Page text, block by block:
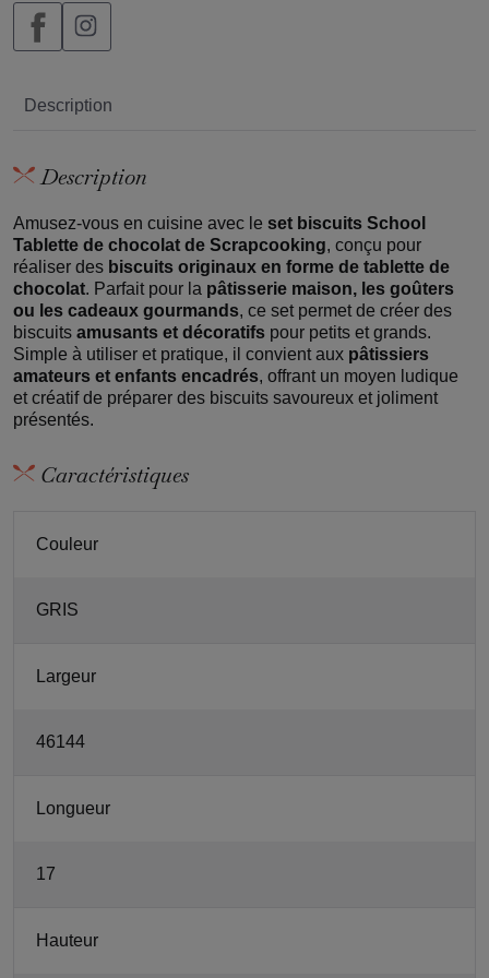
Description
Description
Amusez-vous en cuisine avec le set biscuits School
Tablette de chocolat de Scrapcooking, conçu pour
réaliser des biscuits originaux en forme de tablette de
chocolat. Parfait pour la pâtisserie maison, les goûters
ou les cadeaux gourmands, ce set permet de créer des
biscuits amusants et décoratifs pour petits et grands.
Simple à utiliser et pratique, il convient aux pâtissiers
amateurs et enfants encadrés, offrant un moyen ludique
et créatif de préparer des biscuits savoureux et joliment
présentés.
Caractéristiques
Couleur
GRIS
Largeur
46144
Longueur
17
Hauteur